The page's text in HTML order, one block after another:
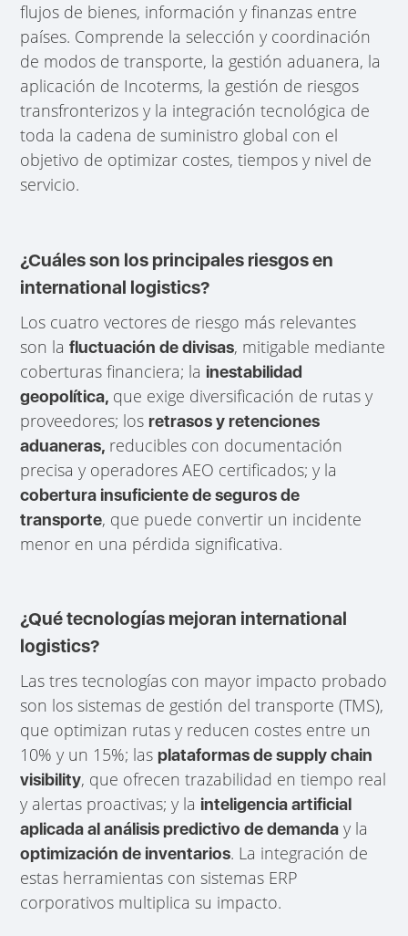
flujos de bienes, información y finanzas entre
países. Comprende la selección y coordinación
de modos de transporte, la gestión aduanera, la
aplicación de Incoterms, la gestión de riesgos
transfronterizos y la integración tecnológica de
toda la cadena de suministro global con el
objetivo de optimizar costes, tiempos y nivel de
servicio.
¿Cuáles son los principales riesgos en
international logistics?
Los cuatro vectores de riesgo más relevantes
son lafluctuación de divisas, mitigable mediante
coberturas financiera; la inestabilidad
geopolítica, que exige diversificación de rutas y
proveedores; losretrasos y retenciones
aduaneras, reducibles con documentación
precisa y operadores AEO certificados; y la
cobertura insuficiente de seguros de
transporte, que puede convertir un incidente
menor en una pérdida significativa.
¿Qué tecnologías mejoran international
logistics?
Las tres tecnologías con mayor impacto probado
son los sistemas de gestión del transporte (TMS),
que optimizan rutas y reducen costes entre un
10% y un 15%; lasplataformas de supply chain
visibility, que ofrecen trazabilidad en tiempo real
y alertas proactivas; y la inteligencia artificial
aplicada al análisis predictivo de demanda y la
optimización de inventarios. La integración de
estas herramientas con sistemas ERP
corporativos multiplica su impacto.